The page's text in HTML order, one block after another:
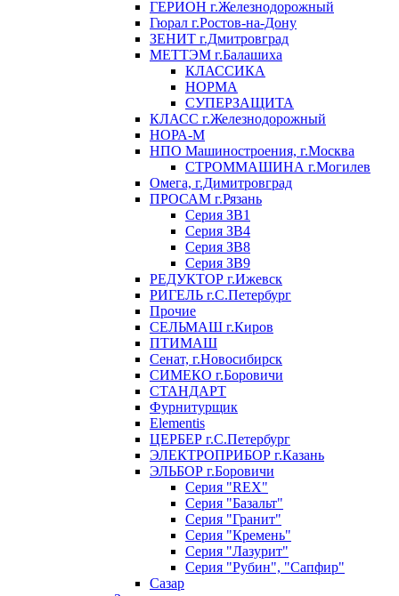
ГЕРИОН г.Железнодорожный
Гюрал г.Ростов-на-Дону
ЗЕНИТ г.Дмитровград
МЕТТЭМ г.Балашиха
КЛАССИКА
НОРМА
СУПЕРЗАЩИТА
КЛАСС г.Железнодорожный
НОРА-М
НПО Машиностроения, г.Москва
СТРОММАШИНА г.Могилев
Омега, г.Димитровград
ПРОСАМ г.Рязань
Серия ЗВ1
Серия ЗВ4
Серия ЗВ8
Серия ЗВ9
РЕДУКТОР г.Ижевск
РИГЕЛЬ г.С.Петербург
Прочие
СЕЛЬМАШ г.Киров
ПТИМАШ
Сенат, г.Новосибирск
СИМЕКО г.Боровичи
СТАНДАРТ
Фурнитурщик
Elementis
ЦЕРБЕР г.С.Петербург
ЭЛЕКТРОПРИБОР г.Казань
ЭЛЬБОР г.Боровичи
Серия "REX"
Серия "Базальт"
Серия "Гранит"
Серия "Кремень"
Серия "Лазурит"
Серия "Рубин", "Сапфир"
Сазар